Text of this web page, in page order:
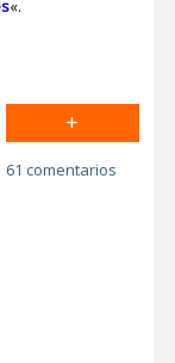
«.
61 comentarios